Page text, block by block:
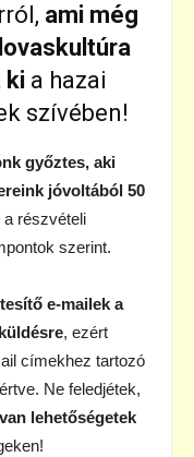
ami még
ki a hazai
szívében!
győztes, aki
jóvoltából 50
részvételi
szerint.
e-mailek a
, ezért
címekhez tartozó
Ne feledjétek,
lehetőségetek